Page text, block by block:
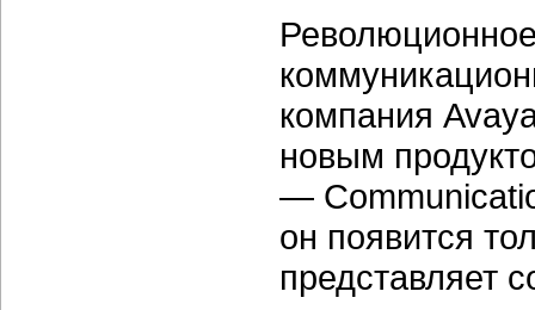
компания
новым
—
он появится
представляет